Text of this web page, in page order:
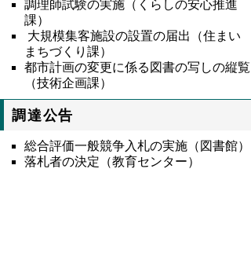
調理師試験の実施（くらしの安心推進
課）
大規模集客施設の設置の届出（住まい
まちづくり課）
都市計画の変更に係る図書の写しの縦覧
（技術企画課）
調達公告
総合評価一般競争入札の実施（図書館）
落札者の決定（教育センター）